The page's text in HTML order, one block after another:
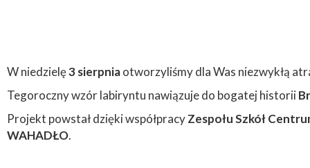
W niedzielę3 sierpniaotworzyliśmy dla Was niezwykłą
Tegoroczny wzór labiryntu nawiązuje do bogatej historii
Projekt powstał dzięki współpracyZespołu Szkół
WAHADŁO.